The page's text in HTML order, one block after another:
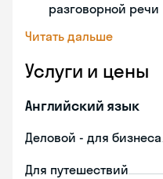
разговорной речи
Читать дальше
Услуги и цены
Английский язык
Деловой - для бизнеса
Для путешествий